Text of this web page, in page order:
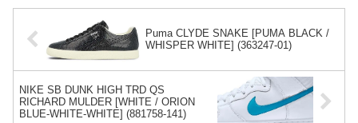
Puma CLYDE SNAKE [PUMA BLACK /
WHISPER WHITE] (363247-01)
NIKE SB DUNK HIGH TRD QS
RICHARD MULDER [WHITE / ORION
BLUE-WHITE-WHITE] (881758-141)